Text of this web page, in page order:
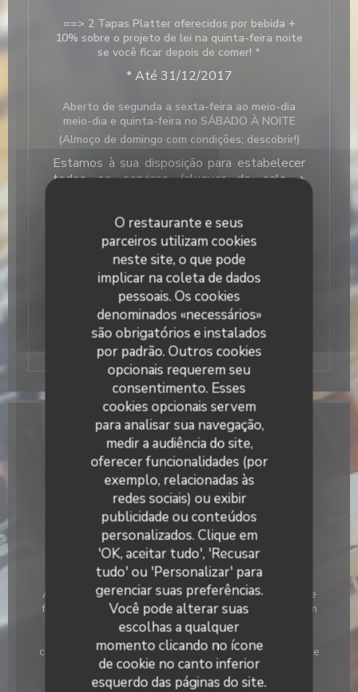
O restaurante e seus
parceiros utilizam cookies
neste site, o que pode
implicar na coleta de dados
pessoais. Os cookies
denominados «necessários»
são obrigatórios e instalados
por padrão. Outros cookies
opcionais requerem seu
consentimento. Esses
cookies opcionais servem
para analisar sua navegação,
medir a audiência do site,
oferecer funcionalidades (por
exemplo, relacionadas às
redes sociais) ou exibir
publicidade ou conteúdos
personalizados. Clique em
'OK, aceitar tudo', 'Recusar
tudo' ou 'Personalizar' para
gerenciar suas preferências.
Você pode alterar suas
escolhas a qualquer
momento clicando no ícone
de cookie no canto inferior
esquerdo das páginas do site.
==> 2 Tapas Platter oferecidos por bebida +
10% sobre o projeto de lei na quinta-feira noite
se você ficar depois de comer! *
* Até 31/12/2017
Aberto de segunda a sexta-feira ao meio-dia
meio-dia e quinta-feira no SÁBADO À NOITE
(Almoço de domingo com condições; descobrir!)
Estamos à sua disposição para estabelecer
todos os serviços (aluguer de sala +
Localizado perto do Estádio P. Mauroy e 4
municípios, perto do parque da Haute Borne,
Synergy Park, e CRT Lesquin. Com a sua
localização estratégica e seu grande parque
de estacionamento). No verão, desfrutar do
nosso terraço enorme!
Informações gerais
Tipo de empresa
Restaurante Tradicional
Serviços
Privatização, Acesso para pessoas com mobilidade
reduzida
Métodos de pagamento
American Express, Cartão Azul, Cheques, Cheques de
férias, Dinheiro, Eurocard/Mastercard, Pagamento sem
contato, Títulos de restaurante, Visa, Transferência
bancária, Ticket Restaurante, Diner Club, Ordem de
compra, Maestro, Diners Club, Proton, Union Pay, Apple
Pay, Sem contato, Pagamento móvel
La Galiote Restaurant & Bar